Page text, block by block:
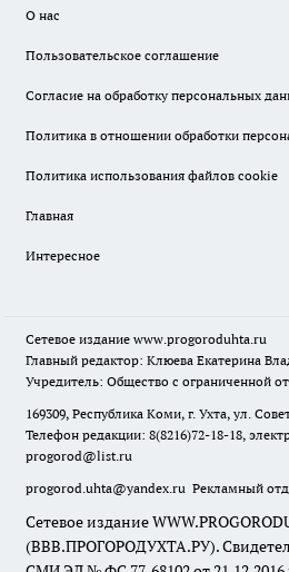
О нас
Пользовательское соглашение
Согласие на обработку персональных
Политика в отношении обработки
Политика использования файлов cookie
Главная
Интересное
Сетевое издание www.progoroduhta.ru
Главный редактор: Клюева Екатерина
Учредитель: Общество с ограниченной
169309, Республика Коми, г. Ухта, ул.
Телефон редакции: 8(8216)72-18-18,
progorod@list.ru
progorod.uhta@yandex.ru Рекламный
Сетевое издание
(ВВВ.ПРОГОРОДУХТА.РУ).